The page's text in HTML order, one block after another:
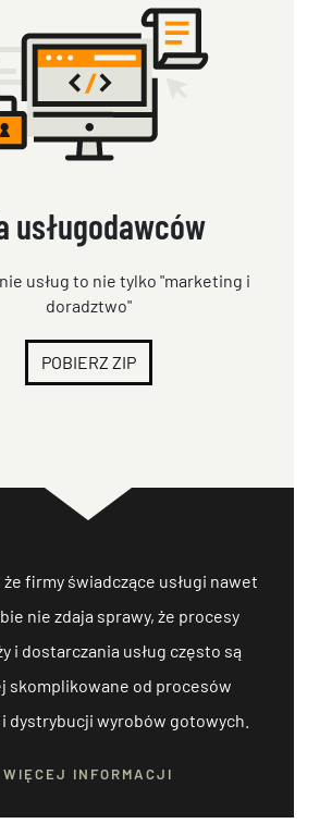
usługodawców
usług to nie tylko "marketing i
doradztwo"
POBIERZ ZIP
że firmy świadczące usługi nawet
nie zdaja sprawy, że procesy
i dostarczania usług często są
skomplikowane od procesów
dystrybucji wyrobów gotowych.
WIĘCEJ INFORMACJI